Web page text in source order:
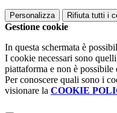
Personalizza Rifiuta tutti i
Gestione cookie
In questa schermata è
I cookie necessari sono
piattaforma e non è
Per conoscere quali sono i
visionare la COOKIE